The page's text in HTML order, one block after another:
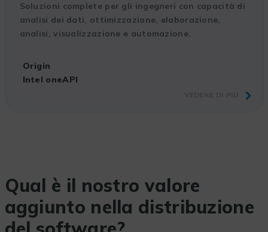
Soluzioni complete per gli ingegneri con capacità di
analisi dei dati, ottimizzazione, elaborazione,
analisi, visualizzazione e automazione.
Origin
Intel oneAPI
Qual è il nostro valore
aggiunto nella distribuzione